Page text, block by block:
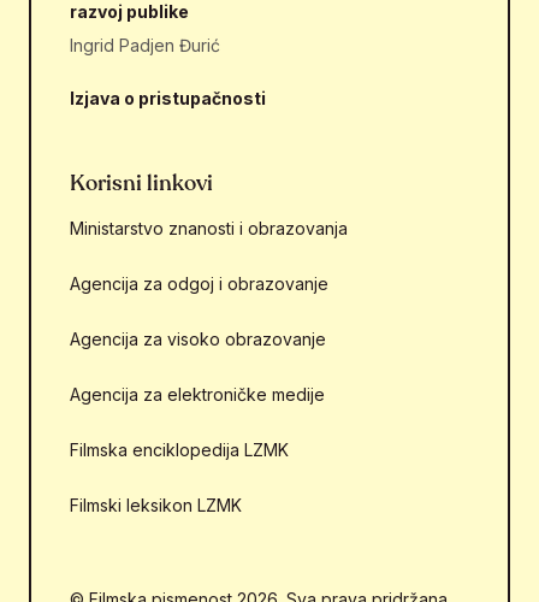
razvoj publike
Ingrid Padjen Đurić
Izjava o pristupačnosti
Korisni linkovi
Ministarstvo znanosti i obrazovanja
Agencija za odgoj i obrazovanje
Agencija za visoko obrazovanje
Agencija za elektroničke medije
Filmska enciklopedija LZMK
Filmski leksikon LZMK